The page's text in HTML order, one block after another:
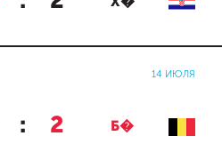
14 ИЮЛЯ
: 2 Б�